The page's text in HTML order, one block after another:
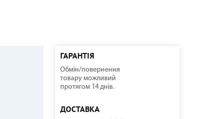
КОМПРЕСОРНО-КОНДЕНСАТОРНІ БЛОКИ
СОНЯЧНІ КОЛЕКТОРИ
КУЛЕРИ ДЛЯ ВОДИ
ТЕПЛОВІ ГАРМАТИ
ГАРАНТІЯ
Обмін/повернення
товару можливий
протягом 14 днів.
ДОСТАВКА